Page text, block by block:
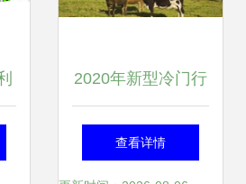
2020年新型冷门行
业 牧业的崛起与机
查看详情